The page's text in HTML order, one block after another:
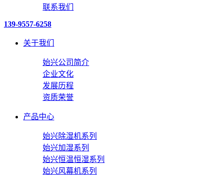
联系我们
139-9557-6258
关于我们
始兴公司简介
企业文化
发展历程
资质荣誉
产品中心
始兴除湿机系列
始兴加湿系列
始兴恒温恒湿系列
始兴风幕机系列